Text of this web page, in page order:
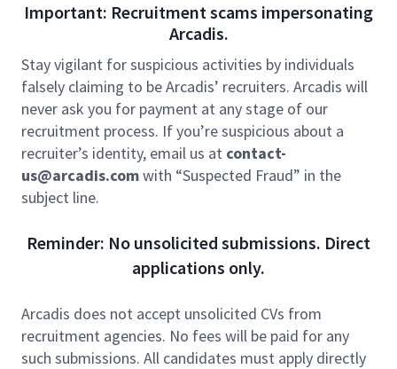
Rolbeschrijving:
Als Ontwerpleider Havens & Maritieme Constructies
ben jij verantwoordelijk voor het integrale ontwerp
van complexeciviel‑technische werken binnen haven-
en maritieme omgevingen. Denk hierbij aan kades,
ligplaatsen, steigers, oevers,terminals en nautische
voorzieningen.
Je leidt multidisciplinaire ontwerpteams en zorgt
maakbaarheid van hetontwerp, vanaf de initiatief- en
verkenningsfase tot uitvoering. Jij vormt de
opdrachtgever,engineeringsdisciplines en
uitvoerende partijen.
Important: Recruitment scams impersonating
Arcadis.
Stay vigilant for suspicious activities by individuals
falsely claiming to be Arcadis’ recruiters. Arcadis will
never ask you for payment at any stage of our
recruitment process. If you’re suspicious about a
recruiter’s identity, email us at contact-
us@arcadis.comwith “Suspected Fraud” in the
subject line.
Reminder: No unsolicited submissions. Direct
applications only.
Arcadis does not accept unsolicited CVs from
recruitment agencies. No fees will be paid for any
such submissions. All candidates must apply directly